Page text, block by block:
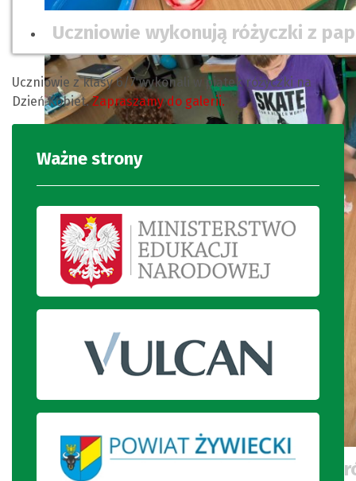
Uczniowie wykonują różyczki z
Uczniowie tworzą własnoręcznie
Uczniowie z klasy 6/7 wykonali w piątek różyczki na
Dzień Kobiet.Zapraszamy do galerii.
Ważne strony